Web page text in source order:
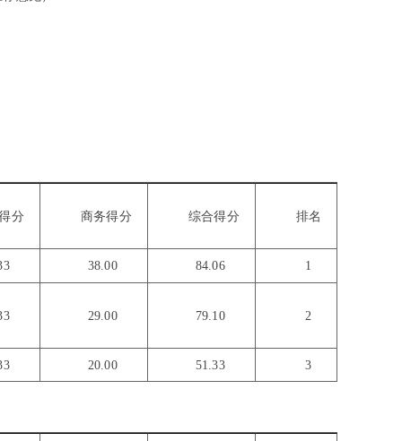
分 商务得分 综合得分 排名
38.00 84.06 1
29.00 79.10 2
20.00 51.33 3